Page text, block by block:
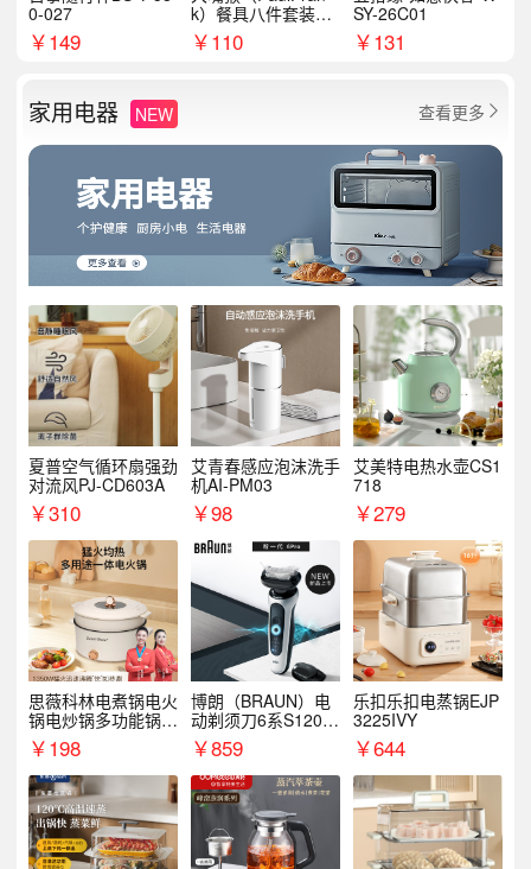
0-027
￥149
k）餐具八件套装HC
T6007
￥110
SY-26C01
￥131
家用电器 NEW 查看更多 
夏普空气循环扇强劲
对流风PJ-CD603A
￥310
艾青春感应泡沫洗手
机AI-PM03
￥98
艾美特电热水壶CS1
718
￥279
思薇科林电煮锅电火
锅电炒锅多功能锅电
热锅泡面小电锅
￥198
博朗（BRAUN）电
动剃须刀6系S1200
S￥859
乐扣乐扣电蒸锅EJP
3225IVY
￥644